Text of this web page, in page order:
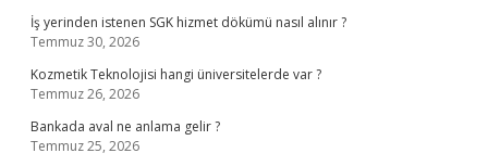
İş yerinden istenen SGK hizmet dökümü nasıl alınır ?
Temmuz 30, 2026
Kozmetik Teknolojisi hangi üniversitelerde var ?
Temmuz 26, 2026
Bankada aval ne anlama gelir ?
Temmuz 25, 2026